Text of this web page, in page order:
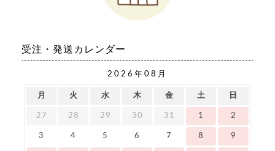
受注・発送カレンダー
2026年08月
月 火 水 木 金 土 日
27 28 29 30 31 1 2
3 4 5 6 7 8 9